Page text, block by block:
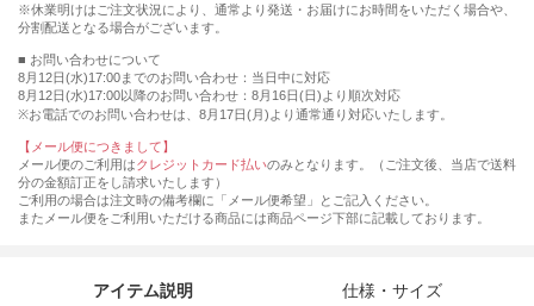
※休業明けはご注文状況により、通常より発送・お届けにお時間をいただく場合や、
分割配送となる場合がございます。
■ お問い合わせについて
8月12日(水)17:00までのお問い合わせ：当日中に対応
8月12日(水)17:00以降のお問い合わせ：8月16日(日)より順次対応
※お電話でのお問い合わせは、8月17日(月)より通常通り対応いたします。
【メール便につきまして】
メール便のご利用はクレジットカード払いのみとなります。（ご注文後、当店で送料
分の金額訂正をし請求いたします）
ご利用の場合は注文時の備考欄に「メール便希望」とご記入ください。
またメール便をご利用いただける商品には商品ページ下部に記載しております。
アイテム説明 仕様・サイズ